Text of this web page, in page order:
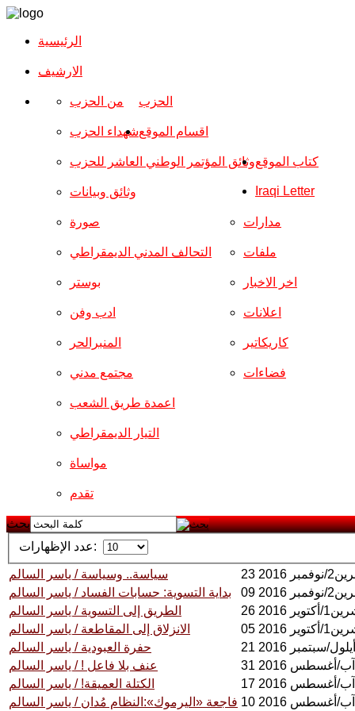
الرئيسية
الارشیف
الحزب من الحزب
شهداء الحزب
وثائق المؤتمر الوطني العاشر للحزب
وثائق وبيانات
اقسام الموقع
صورة
التحالف المدني الديمقراطي
بوستر
ادب وفن
المنبرالحر
مجتمع مدني
مدارات
ملفات
اخر الاخبار
اعلانات
كاريكاتير
فضاءات
اعمدة طريق الشعب
التيار الديمقراطي
مواساة
تقدم
كتاب الموقع
Iraqi Letter
بحث
عدد الإظهارات:
سياسة.. وسياسة / ياسر السالم
2016
بداية التسوية: حسابات الفساد / ياسر السالم
2016
الطريق إلى التسوية / ياسر السالم
أكتوير 2016
الانزلاق إلى المقاطعة / ياسر السالم
أكتوير 2016
حفرة العبودية / ياسر السالم
21 أيلول/سبتمبر 2016
عنف بلا فاعل ! / ياسر السالم
31 آب/أغسطس 2016
الكتلة العميقة! / ياسر السالم
17 آب/أغسطس 2016
فاجعة «اليرموك»:النظام مُدان / ياسر السالم
10 آب/أغسطس 2016